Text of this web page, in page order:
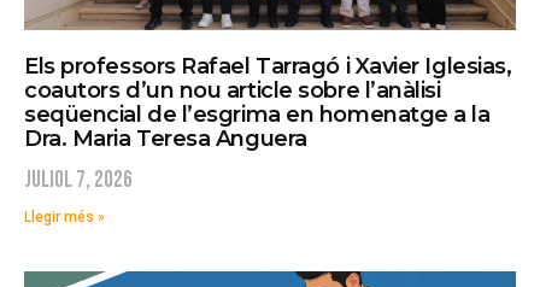
Els professors Rafael Tarragó i Xavier Iglesias,
coautors d’un nou article sobre l’anàlisi
seqüencial de l’esgrima en homenatge a la
Dra. Maria Teresa Anguera
juliol 7, 2026
Llegir més »